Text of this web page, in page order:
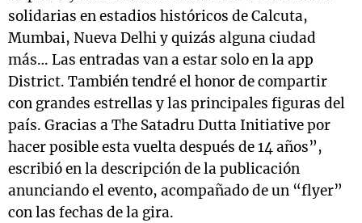
solidarias en estadios históricos de Calcuta,
Mumbai, Nueva Delhi y quizás alguna ciudad
más… Las entradas van a estar solo en la app
District. También tendré el honor de compartir
con grandes estrellas y las principales figuras del
país. Gracias a The Satadru Dutta Initiative por
hacer posible esta vuelta después de 14 años”,
escribió en la descripción de la publicación
anunciando el evento, acompañado de un “flyer”
con las fechas de la gira.